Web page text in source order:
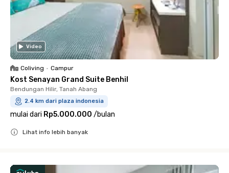
Video
Coliving • Campur
Kost Senayan Grand Suite Benhil
Bendungan Hilir, Tanah Abang
2.4 km dari plaza indonesia
mulai dari Rp5.000.000 /bulan
Lihat info lebih banyak